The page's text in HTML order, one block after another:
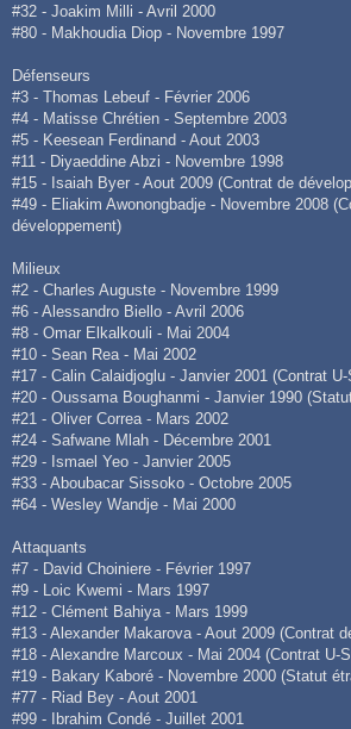
#32 - Joakim Milli - Avril 2000
#80 - Makhoudia Diop - Novembre 1997
Défenseurs
#3 - Thomas Lebeuf - Février 2006
#4 - Matisse Chrétien - Septembre 2003
#5 - Keesean Ferdinand - Aout 2003
#11 - Diyaeddine Abzi - Novembre 1998
#15 - Isaiah Byer - Aout 2009 (Contrat de
#49 - Eliakim Awonongbadje - Novembre 2008
développement)
Milieux
#2 - Charles Auguste - Novembre 1999
#6 - Alessandro Biello - Avril 2006
#8 - Omar Elkalkouli - Mai 2004
#10 - Sean Rea - Mai 2002
#17 - Calin Calaidjoglu - Janvier 2001 (Contrat
#20 - Oussama Boughanmi - Janvier 1990
#21 - Oliver Correa - Mars 2002
#24 - Safwane Mlah - Décembre 2001
#29 - Ismael Yeo - Janvier 2005
#33 - Aboubacar Sissoko - Octobre 2005
#64 - Wesley Wandje - Mai 2000
Attaquants
#7 - David Choiniere - Février 1997
#9 - Loic Kwemi - Mars 1997
#12 - Clément Bahiya - Mars 1999
#13 - Alexander Makarova - Aout 2009 (Contrat
#18 - Alexandre Marcoux - Mai 2004 (Contrat U-
#19 - Bakary Kaboré - Novembre 2000 (Statut
#77 - Riad Bey - Aout 2001
#99 - Ibrahim Condé - Juillet 2001